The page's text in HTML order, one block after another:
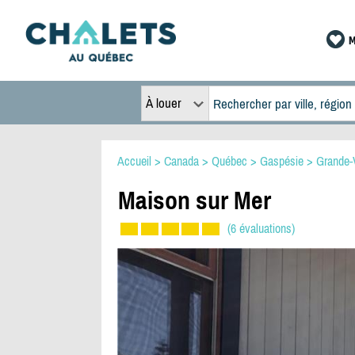
À louer
Accueil > Canada> Québec > Gaspésie>
Maison sur Mer
(6 évaluations)